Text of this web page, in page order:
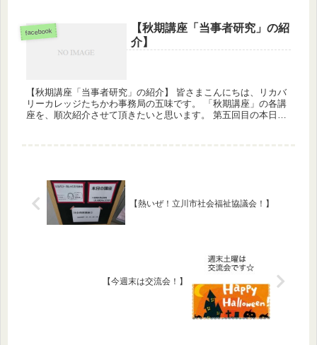
facebook
【秋期講座「当事者研究」の紹
介】
【秋期講座「当事者研究」の紹介】 皆さまこんにちは、リカバ
リーカレッジたちかわ事務局の五味です。 「秋期講座」の各講
座を、順次紹介させて頂きたいと思います。 第五回目の本日
【熱いぜ！立川市社会福祉協議会！】
【今週末は交流会！】